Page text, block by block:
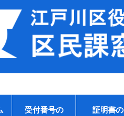
受付番号の
証明書の